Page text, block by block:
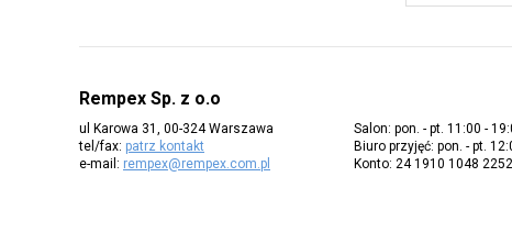
Rempex Sp. z o.o
ul Karowa 31, 00-324 Warszawa
tel/fax: patrz kontakt
e-mail: rempex@rempex.com.pl
Salon: pon. - pt. 11:00 -
Biuro przyjęć: pon. - pt.
Konto: 24 1910 1048